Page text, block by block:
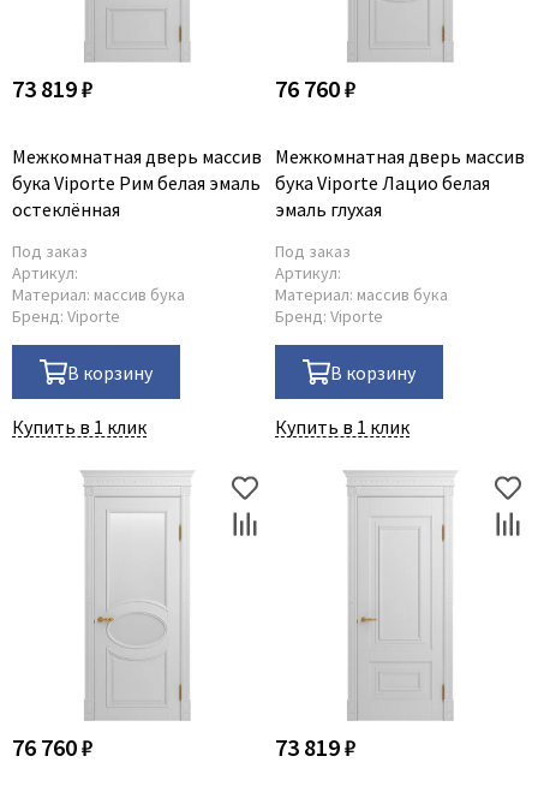
73 819 ₽
Межкомнатная дверь массив
бука Viporte Рим белая эмаль
остеклённая
Под заказ
Артикул:
Материал: массив бука
Бренд: Viporte
В корзину
Купить в 1 клик
76 760 ₽
Межкомнатная дверь массив
бука Viporte Лацио белая
эмаль глухая
Под заказ
Артикул:
Материал: массив бука
Бренд: Viporte
В корзину
Купить в 1 клик
76 760 ₽ 73 819 ₽